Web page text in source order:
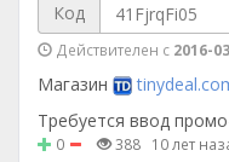
Код
Действителен с 2016-
Магазин
Требуется ввод
0 388 10 лет